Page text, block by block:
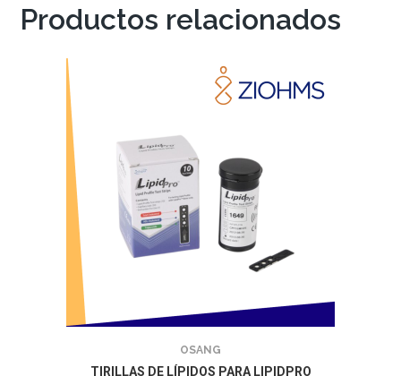
Productos relacionados
OSANG
TIRILLAS DE LÍPIDOS PARA LIPIDPRO